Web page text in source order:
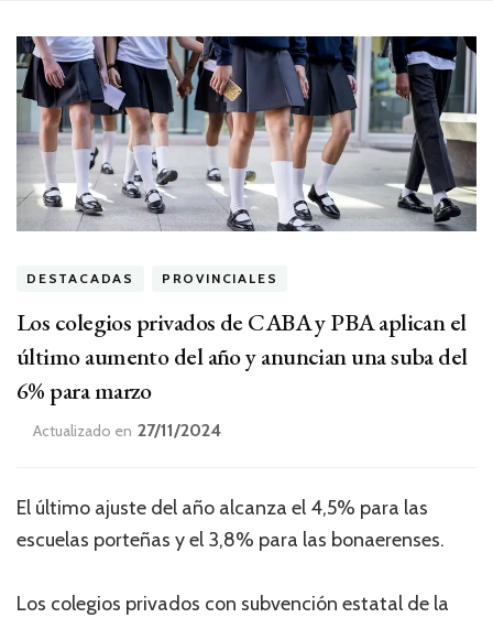
DESTACADAS PROVINCIALES
Los colegios privados de CABA y PBA aplican el
último aumento del año y anuncian una suba del
6% para marzo
Actualizado en 27/11/2024
El último ajuste del año alcanza el 4,5% para las
escuelas porteñas y el 3,8% para las bonaerenses.
Los colegios privados con subvención estatal de la